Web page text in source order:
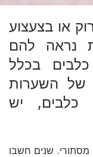
או בצעצוע
נראה להם
בכלל
של השערות
כלבים, יש
מסתורי. שנים חשבו